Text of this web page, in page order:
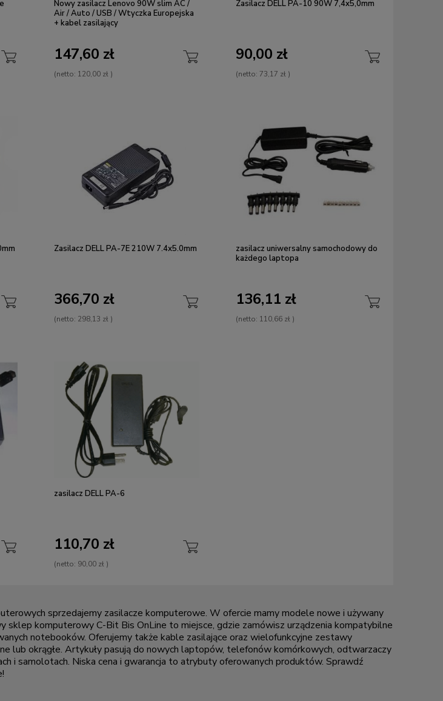
Nowy zasilacz Lenovo 90W slim AC /
Air / Auto / USB / Wtyczka Europejska
+ kabel zasilający
147,60 zł
(netto: 120,00 zł )
Zasilacz DELL PA-10 90W 7,4x5,0mm
90,00 zł
(netto: 73,17 zł )
Zasilacz DELL PA-7E 210W 7.4x5.0mm
366,70 zł
(netto: 298,13 zł )
zasilacz uniwersalny samochodowy do
każdego laptopa
136,11 zł
(netto: 110,66 zł )
zasilacz DELL PA-6
110,70 zł
(netto: 90,00 zł )
sprzedajemy zasilacze komputerowe. W ofercie mamy modele nowe i używany
sklep komputerowy C-Bit Bis OnLine to miejsce, gdzie zamówisz urządzenia kompatybilne
notebooków. Oferujemy także kable zasilające oraz wielofunkcyjne zestawy
lub okrągłe. Artykuły pasują do nowych laptopów, telefonów komórkowych, odtwarzaczy
i samolotach. Niska cena i gwarancja to atrybuty oferowanych produktów. Sprawdź